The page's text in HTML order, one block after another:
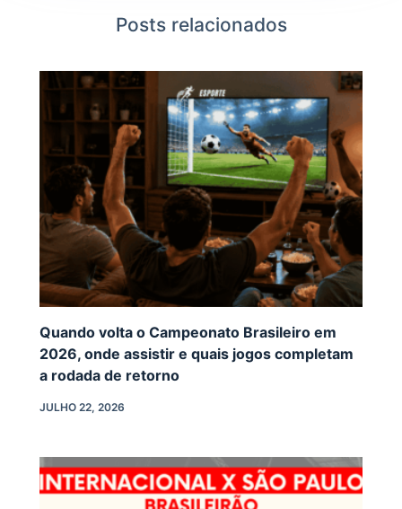
Posts relacionados
Quando volta o Campeonato Brasileiro em
2026, onde assistir e quais jogos completam
a rodada de retorno
JULHO 22, 2026